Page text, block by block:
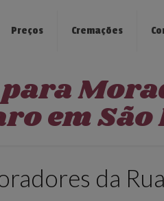
Preços Cremações
em São
da